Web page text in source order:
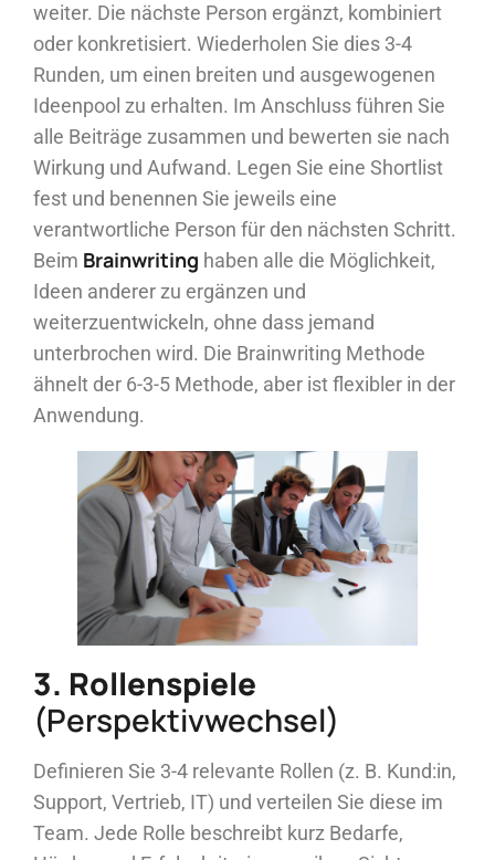
weiter. Die nächste Person ergänzt, kombiniert
oder konkretisiert. Wiederholen Sie dies 3-4
Runden, um einen breiten und ausgewogenen
Ideenpool zu erhalten. Im Anschluss führen Sie
alle Beiträge zusammen und bewerten sie nach
Wirkung und Aufwand. Legen Sie eine Shortlist
fest und benennen Sie jeweils eine
verantwortliche Person für den nächsten Schritt.
Beim Brainwriting haben alle die Möglichkeit,
Ideen anderer zu ergänzen und
weiterzuentwickeln, ohne dass jemand
unterbrochen wird. Die Brainwriting Methode
ähnelt der 6-3-5 Methode, aber ist flexibler in der
Anwendung.
3. Rollenspiele
(Perspektivwechsel)
Definieren Sie 3-4 relevante Rollen (z. B. Kund:in,
Support, Vertrieb, IT) und verteilen Sie diese im
Team. Jede Rolle beschreibt kurz Bedarfe,